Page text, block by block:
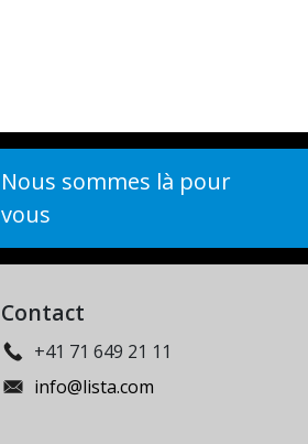
Nous sommes là pour
vous
Contact
+41 71 649 21 11
info@lista.com